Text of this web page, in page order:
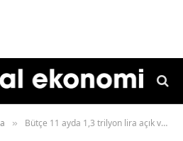
» Bütçe 11 ayda 1,3 trilyon lira açık verdi